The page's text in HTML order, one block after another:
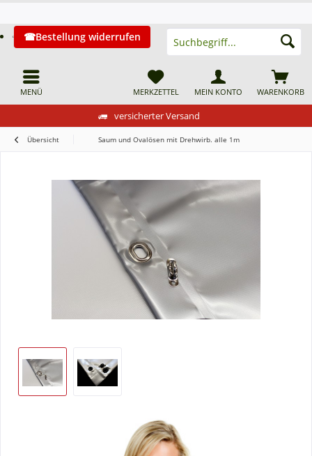
versicherter Versand
MENÜ
Bestellung widerrufen
WARENKORB
MERKZETTEL MEIN KONTO
Übersicht Saum und Ovalösen mit Drehwirb. alle 1m